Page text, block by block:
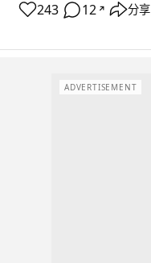
243 12 ↗ 分享
ADVERTISEMENT